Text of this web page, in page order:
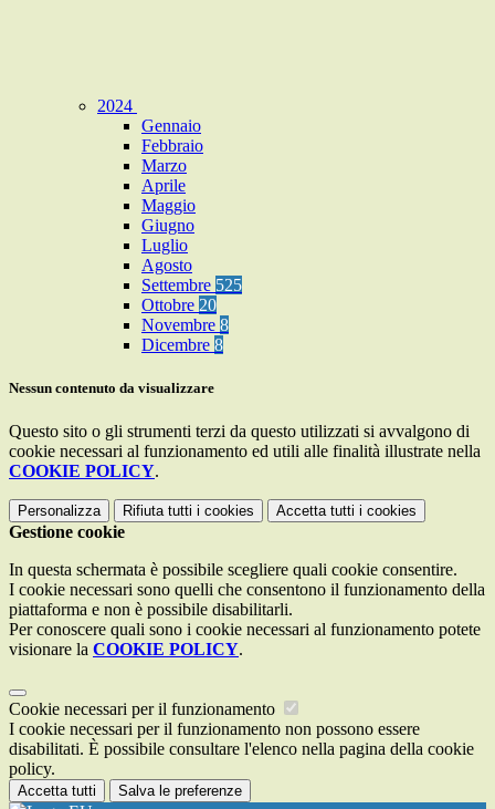
2024
Gennaio
Febbraio
Marzo
Aprile
Maggio
Giugno
Luglio
Agosto
Settembre 525
Ottobre 20
Novembre 8
Dicembre 8
Nessun contenuto da visualizzare
Questo sito o gli strumenti terzi da questo utilizzati si avvalgono di
cookie necessari al funzionamento ed utili alle finalità illustrate nella
COOKIE POLICY.
Personalizza Rifiuta tutti i cookies Accetta tutti i cookies
Gestione cookie
In questa schermata è possibile scegliere quali cookie consentire.
I cookie necessari sono quelli che consentono il funzionamento della
piattaforma e non è possibile disabilitarli.
Per conoscere quali sono i cookie necessari al funzionamento potete
visionare la COOKIE POLICY.
Cookie necessari per il funzionamento
I cookie necessari per il funzionamento non possono essere
disabilitati. È possibile consultare l'elenco nella pagina della cookie
policy.
Accetta tutti Salva le preferenze